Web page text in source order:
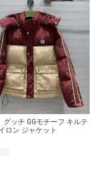
グッチ GGモチーフ キルテ
ロン ジャケット